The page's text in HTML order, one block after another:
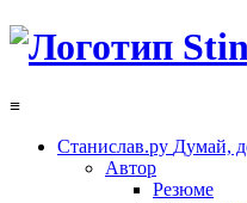
≡
Станислав.ру Думай,
Автор
Резюме